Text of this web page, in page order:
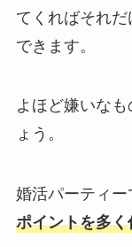
てくればそれ
できます。
よほど嫌いな
ょう。
婚活パーティ
ポイントを多